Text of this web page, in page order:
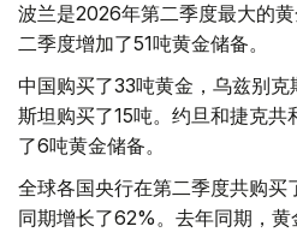
波兰是2026年第二季度最大的
二季度增加了51吨黄金储备。
中国购买了33吨黄金，乌兹别
斯坦购买了15吨。约旦和捷克
了6吨黄金储备。
全球各国央行在第二季度共购
同期增长了62%。去年同期，黄